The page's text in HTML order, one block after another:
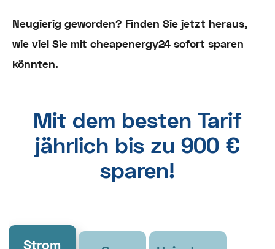
Neugierig geworden? Finden Sie jetzt heraus,
wie viel Sie mit cheapenergy24 sofort sparen
könnten.
Mit dem besten Tarif
jährlich bis zu 900 €
sparen!
Strom